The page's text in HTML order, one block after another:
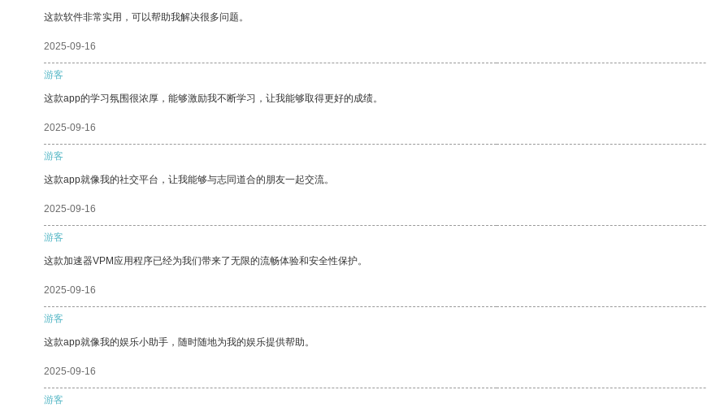
这款软件非常实用，可以帮助我解决很多问题。
2025-09-16
游客
这款app的学习氛围很浓厚，能够激励我不断学习，让我能够取得更好的成绩。
2025-09-16
游客
这款app就像我的社交平台，让我能够与志同道合的朋友一起交流。
2025-09-16
游客
这款加速器VPM应用程序已经为我们带来了无限的流畅体验和安全性保护。
2025-09-16
游客
这款app就像我的娱乐小助手，随时随地为我的娱乐提供帮助。
2025-09-16
游客